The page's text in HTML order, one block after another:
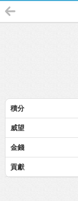
積分
威望
金錢
貢獻